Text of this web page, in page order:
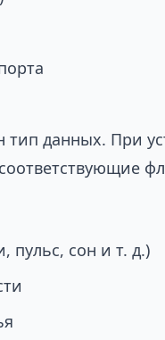
данных. При
пульс, сон и т. д.)